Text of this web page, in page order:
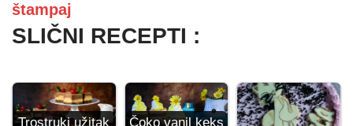
štampaj
SLIČNI RECEPTI :
Trostruki užitak Čoko vanil keks